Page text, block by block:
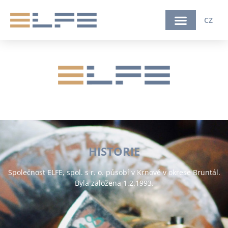
CZ
HISTORIE
Společnost ELFE, spol. s r. o. působí v Krnově v okrese Bruntál.
Byla založena 1.2.1993.